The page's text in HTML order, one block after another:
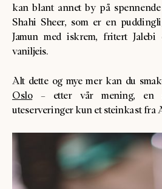
kan blant annet by på
Shahi Sheer, som er en
Jamun med iskrem, fritert
vaniljeis.
Alt dette og mye mer kan du
Oslo– etter vår mening, en
uteserveringer kun et steinkast fra